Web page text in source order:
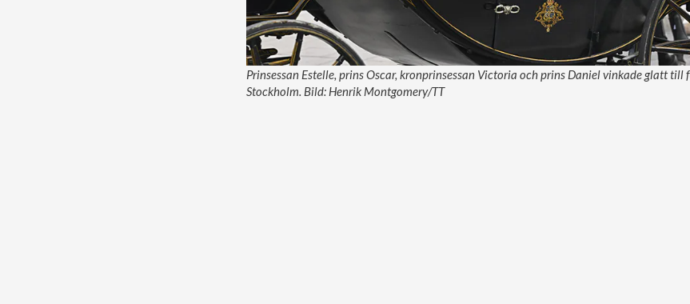
Prinsessan Estelle, prins Oscar, kronprinsessan Victoria och prins Daniel vinkade glatt till
Stockholm. Bild: Henrik Montgomery/TT